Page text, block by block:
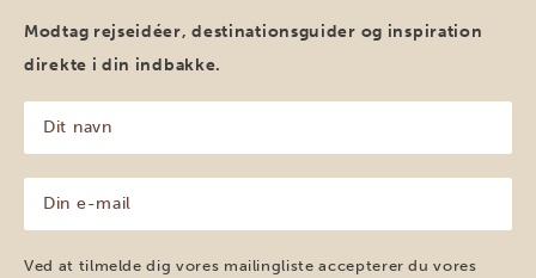
Modtag rejseidéer, destinationsguider og inspiration
direkte i din indbakke.
navn
(Påkrævet)
mail
(Påkrævet)
Ved at tilmelde dig vores mailingliste accepterer du vores